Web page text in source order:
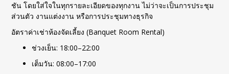
ชัน โดยใส่ใจในทุกรายละเอียดของทุกงาน ไม่ว่าจะเป็นการประชุม
ส่วนตัว งานแต่งงาน หรือการประชุมทางธุรกิจ
อัตราค่าเช่าห้องจัดเลี้ยง (Banquet Room Rental)
ช่วงเย็น: 18:00–22:00
เต็มวัน: 08:00–17:00